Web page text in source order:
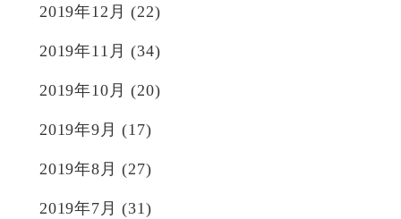
2019年12月 (22)
2019年11月 (34)
2019年10月 (20)
2019年9月 (17)
2019年8月 (27)
2019年7月 (31)